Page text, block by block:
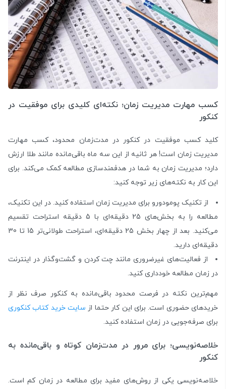
کسب مهارت مدیریت زمان؛ نکته‌ای کلیدی برای موفقیت در
کنکور
کلید کسب موفقیت در کنکور در مدت‌زمان محدود، کسب مهارت
مدیریت زمان است! هر ثانیه از این سه ماه با‌قی‌مانده مانند طلا ارزش
دارد؛ مدیریت زمان به شما در هدفمندسازی مطالعه کمک می‌کند. برای
این کار به نکته‌های زیر توجه کنید:
از تکنیک پومودورو برای مدیریت زمان استفاده کنید. در این تکنیک،
مطالعه را به بخش‌های 25 دقیقه‌ای با 5 دقیقه استراحت تقسیم
می‌کنید. بعد از چهار بخش 25 دقیقه‌ای، استراحت طولانی‌تر 15 تا 30
دقیقه‌ای دارید.
از فعالیت‌های غیرضروری مانند چت کردن و گشت‌وگذار در اینترنت
در زمان مطالعه خودداری کنید.
مهم‌ترین نکته در فرصت محدود باقی‌مانده به کنکور صرف نظر از
خرید‌های حضوری است. برای این کار حتما از سایت خرید کتاب کنکوری
برای صرفه‌جویی در زمان استفاده کنید.
خلاصه‌نویسی؛ برای مرور در مدت‌زمان کوتاه و باقی‌مانده به
کنکور
خلاصه‌نویسی یکی از روش‌های مفید برای مطالعه در زمان کم است.